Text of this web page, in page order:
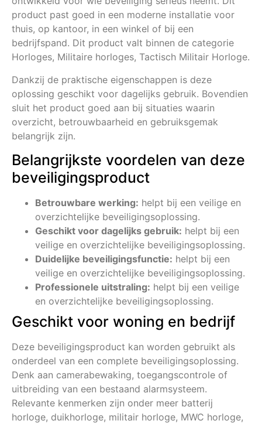
product past goed in een moderne installatie voor
thuis, op kantoor, in een winkel of bij een
bedrijfspand. Dit product valt binnen de categorie
Horloges, Militaire horloges, Tactisch Militair Horloge.
Dankzij de praktische eigenschappen is deze
oplossing geschikt voor dagelijks gebruik. Bovendien
sluit het product goed aan bij situaties waarin
overzicht, betrouwbaarheid en gebruiksgemak
belangrijk zijn.
Belangrijkste voordelen van deze
beveiligingsproduct
Betrouwbare werking: helpt bij een veilige en
overzichtelijke beveiligingsoplossing.
Geschikt voor dagelijks gebruik: helpt bij een
veilige en overzichtelijke beveiligingsoplossing.
Duidelijke beveiligingsfunctie: helpt bij een
veilige en overzichtelijke beveiligingsoplossing.
Professionele uitstraling: helpt bij een veilige
en overzichtelijke beveiligingsoplossing.
Geschikt voor woning en bedrijf
Deze beveiligingsproduct kan worden gebruikt als
onderdeel van een complete beveiligingsoplossing.
Denk aan camerabewaking, toegangscontrole of
uitbreiding van een bestaand alarmsysteem.
Relevante kenmerken zijn onder meer batterij
horloge, duikhorloge, militair horloge, MWC horloge,